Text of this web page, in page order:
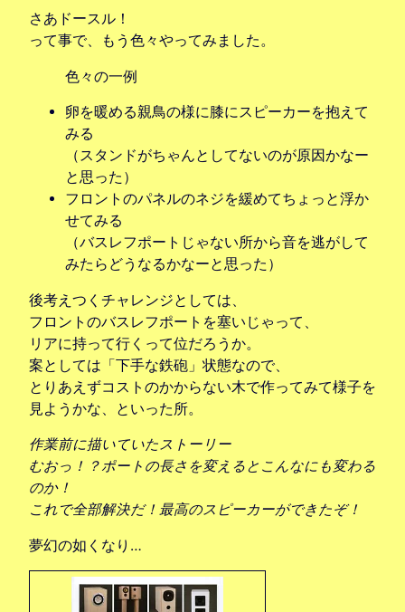
さあドースル！
って事で、もう色々やってみました。
色々の一例
卵を暖める親鳥の様に膝にスピーカーを抱えて
みる
（スタンドがちゃんとしてないのが原因かなー
と思った）
フロントのパネルのネジを緩めてちょっと浮か
せてみる
（バスレフポートじゃない所から音を逃がして
みたらどうなるかなーと思った）
後考えつくチャレンジとしては、
フロントのバスレフポートを塞いじゃって、
リアに持って行くって位だろうか。
案としては「下手な鉄砲」状態なので、
とりあえずコストのかからない木で作ってみて様子を
見ようかな、といった所。
作業前に描いていたストーリー
むおっ！？ポートの長さを変えるとこんなにも変わる
のか！
これで全部解決だ！最高のスピーカーができたぞ！
夢幻の如くなり…